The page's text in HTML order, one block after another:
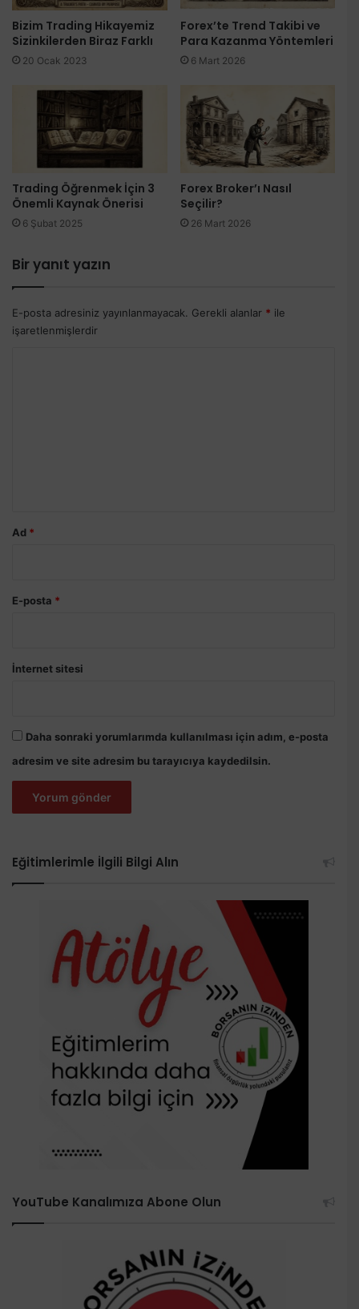
Bizim Trading Hikayemiz
Sizinkilerden Biraz Farklı
20 Ocak 2023
Forex’te Trend Takibi ve
Para Kazanma Yöntemleri
6 Mart 2026
Trading Öğrenmek İçin 3
Önemli Kaynak Önerisi
6 Şubat 2025
Forex Broker’ı Nasıl
Seçilir?
26 Mart 2026
Bir yanıt yazın
E-posta adresiniz yayınlanmayacak. Gerekli alanlar * ile
işaretlenmişlerdir
Ad *
E-posta *
İnternet sitesi
Daha sonraki yorumlarımda kullanılması için adım, e-posta
adresim ve site adresim bu tarayıcıya kaydedilsin.
Eğitimlerimle İlgili Bilgi Alın
YouTube Kanalımıza Abone Olun